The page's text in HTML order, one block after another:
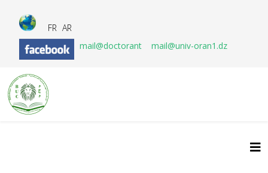
FR AR
mail@doctorant
mail@univ-oran1.dz